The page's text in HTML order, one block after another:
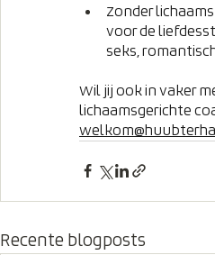
Zonder
voor de
seks,
Wil jij ook in vaker
lichaamsgerichte
Recente blogposts